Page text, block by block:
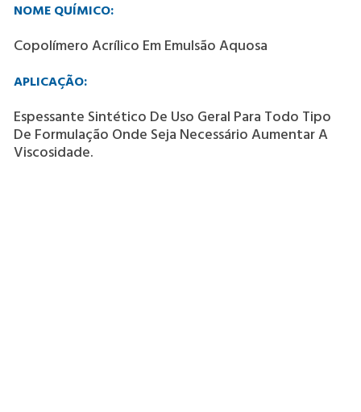
NOME QUÍMICO:
Copolímero Acrílico Em Emulsão Aquosa
APLICAÇÃO:
Espessante Sintético De Uso Geral Para Todo Tipo
De Formulação Onde Seja Necessário Aumentar A
Viscosidade.